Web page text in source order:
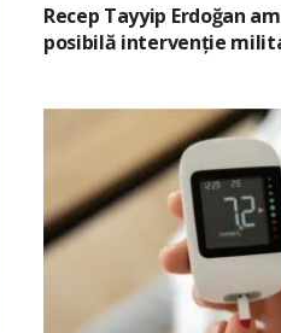
Recep Tayyip Erdoğan
posibilă intervenție